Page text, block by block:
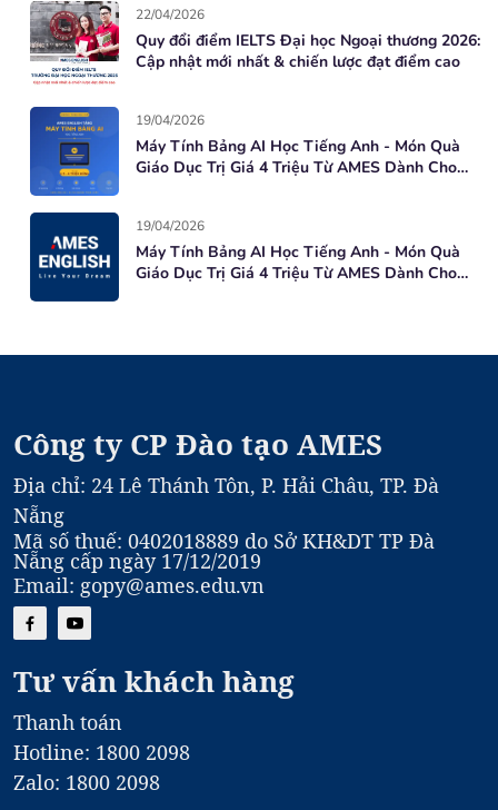
22/04/2026
Quy đổi điểm IELTS Đại học Ngoại thương 2026:
Cập nhật mới nhất & chiến lược đạt điểm cao
19/04/2026
Máy Tính Bảng AI Học Tiếng Anh - Món Quà
Giáo Dục Trị Giá 4 Triệu Từ AMES Dành Cho
19/04/2026
Máy Tính Bảng AI Học Tiếng Anh - Món Quà
Giáo Dục Trị Giá 4 Triệu Từ AMES Dành Cho
Công ty CP Đào tạo AMES
Địa chỉ: 24 Lê Thánh Tôn, P. Hải Châu, TP. Đà
Nẵng
Mã số thuế: 0402018889 do Sở KH&DT TP Đà
Nẵng cấp ngày 17/12/2019
Email: gopy@ames.edu.vn
Tư vấn khách hàng
Thanh toán
Hotline: 1800 2098
Zalo: 1800 2098